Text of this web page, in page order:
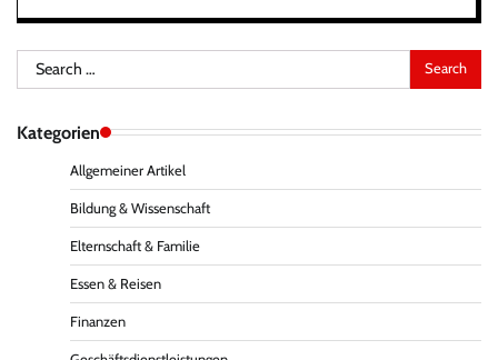
Search
for:
Kategorien
Allgemeiner Artikel
Bildung & Wissenschaft
Elternschaft & Familie
Essen & Reisen
Finanzen